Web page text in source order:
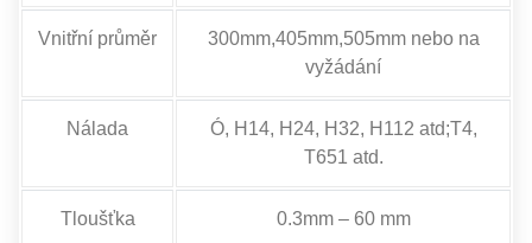
Vnitřní průměr
300mm,405mm,505mm nebo na
vyžádání
Nálada
Ó, H14, H24, H32, H112 atd;T4,
T651 atd.
Tloušťka 0.3mm – 60 mm